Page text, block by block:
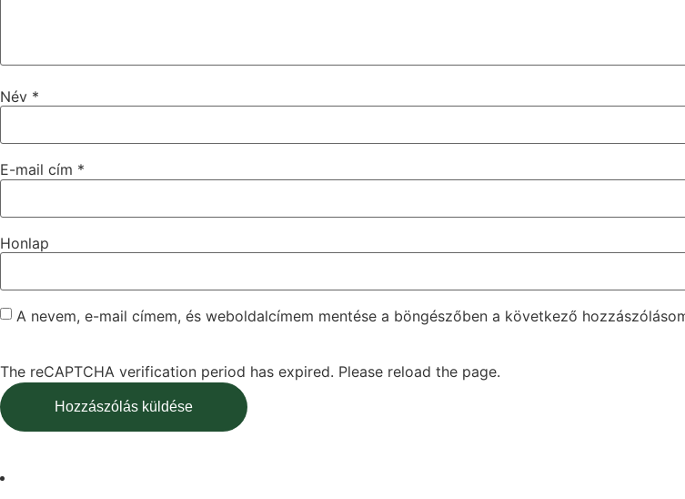
Név *
E-mail cím *
Honlap
A nevem, e-mail címem, és weboldalcímem mentése a böngészőben a következő
The reCAPTCHA verification period has expired. Please reload the page.